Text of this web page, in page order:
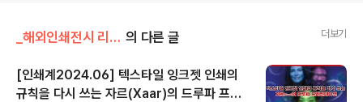
_해외인쇄전시 리포트_/DRUPA 의 다른 글 더보기
[인쇄계2024.06] 텍스타일 잉크젯 인쇄의
규칙을 다시 쓰는 자르(Xaar)의 드루파 프레